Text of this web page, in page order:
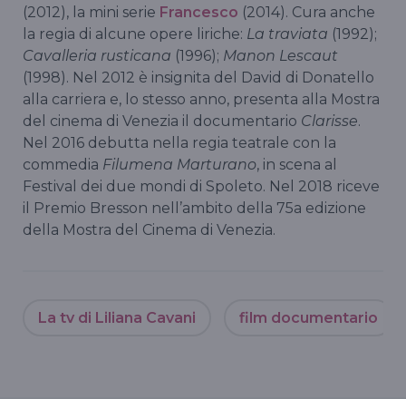
(2012), la mini serie Francesco (2014). Cura anche
la regia di alcune opere liriche: La traviata (1992);
Cavalleria rusticana (1996); Manon Lescaut
(1998). Nel 2012 è insignita del David di Donatello
alla carriera e, lo stesso anno, presenta alla Mostra
del cinema di Venezia il documentario Clarisse.
Nel 2016 debutta nella regia teatrale con la
commedia Filumena Marturano, in scena al
Festival dei due mondi di Spoleto. Nel 2018 riceve
il Premio Bresson nell’ambito della 75a edizione
della Mostra del Cinema di Venezia.
La tv di Liliana Cavani film documentario